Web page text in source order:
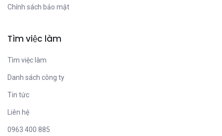
Chính sách bảo mật
Tìm việc làm
Tìm việc làm
Danh sách công ty
Tin tức
Liên hệ
0963 400 885